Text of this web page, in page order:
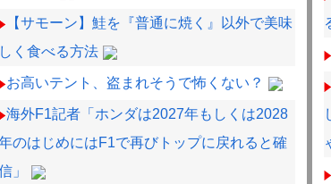
【サモーン】鮭を『普通に焼く』以外で美味
しく食べる方法
お高いテント、盗まれそうで怖くない？
海外F1記者「ホンダは2027年もしくは2028
のはじめにはF1で再びトップに戻れると確
」